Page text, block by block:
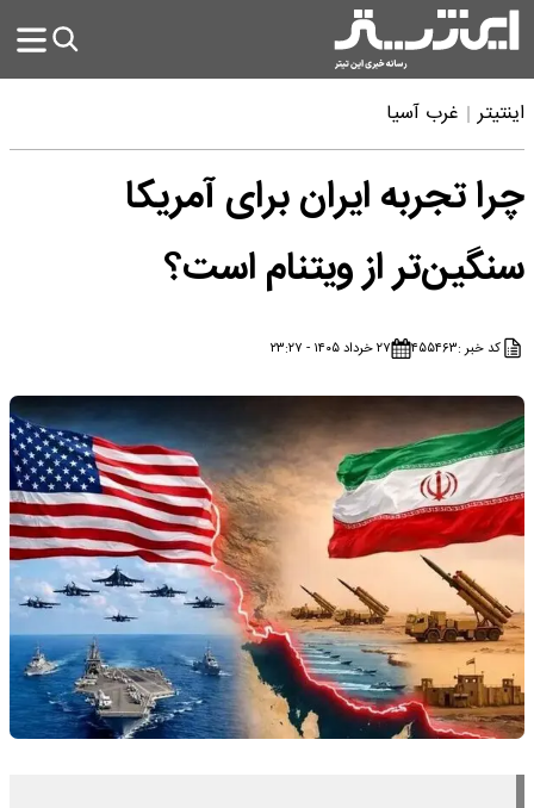
اینتیتر غرب آسیا
چرا تجربه ایران برای آمریکا
سنگین‌تر از ویتنام است؟
کد خبر :۴۵۵۴۶۳ ۲۷ خرداد ۱۴۰۵ - ۲۳:۲۷